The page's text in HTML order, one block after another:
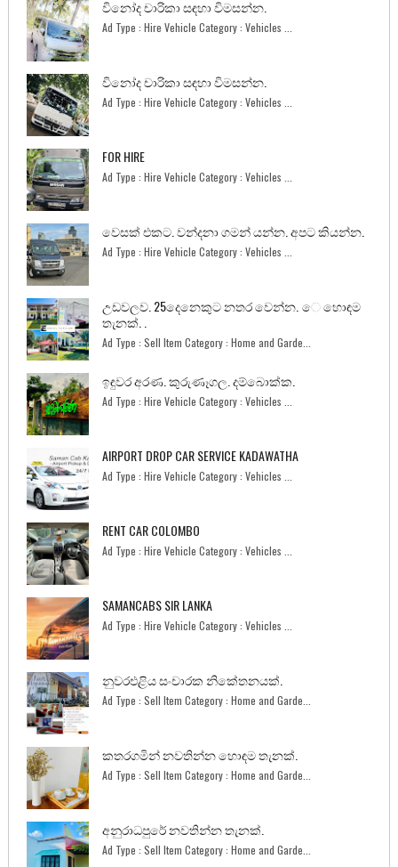
විනෝද චාරිකා සඳහා විමසන්න.
Ad Type : Hire Vehicle Category : Vehicles ...
විනෝද චාරිකා සඳහා විමසන්න.
Ad Type : Hire Vehicle Category : Vehicles ...
FOR HIRE
Ad Type : Hire Vehicle Category : Vehicles ...
වෙසක් එකට. වන්දනා ගමන් යන්න. අපට කියන්න.
Ad Type : Hire Vehicle Category : Vehicles ...
උඩවලව. 25දෙනෙකුට නතර වෙන්න. ෙ හොඳම
තැනක්. .
Ad Type : Sell Item Category : Home and Garde...
ඉඳුවර අරණ. කුරුණෑගල. දම්බොක්ක.
Ad Type : Hire Vehicle Category : Vehicles ...
AIRPORT DROP CAR SERVICE KADAWATHA
Ad Type : Hire Vehicle Category : Vehicles ...
RENT CAR COLOMBO
Ad Type : Hire Vehicle Category : Vehicles ...
SAMANCABS SIR LANKA
Ad Type : Hire Vehicle Category : Vehicles ...
නුවරඑළිය සංචාරක නිකේතනයක්.
Ad Type : Sell Item Category : Home and Garde...
කතරගමින් නවතින්න හොඳම තැනක්.
Ad Type : Sell Item Category : Home and Garde...
අනුරාධපුරේ නවතින්න තැනක්.
Ad Type : Sell Item Category : Home and Garde...